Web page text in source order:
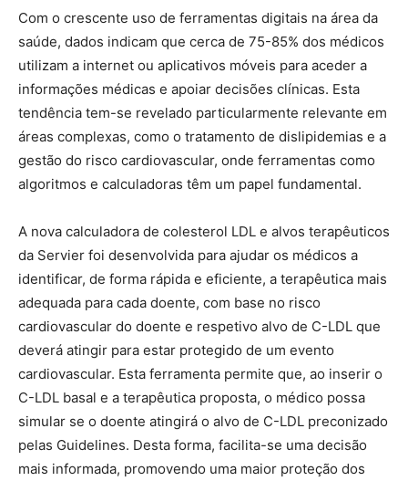
Com o crescente uso de ferramentas digitais na área da
saúde, dados indicam que cerca de 75-85% dos médicos
utilizam a internet ou aplicativos móveis para aceder a
informações médicas e apoiar decisões clínicas. Esta
tendência tem-se revelado particularmente relevante em
áreas complexas, como o tratamento de dislipidemias e a
gestão do risco cardiovascular, onde ferramentas como
algoritmos e calculadoras têm um papel fundamental.
A nova calculadora de colesterol LDL e alvos terapêuticos
da Servier foi desenvolvida para ajudar os médicos a
identificar, de forma rápida e eficiente, a terapêutica mais
adequada para cada doente, com base no risco
cardiovascular do doente e respetivo alvo de C-LDL que
deverá atingir para estar protegido de um evento
cardiovascular. Esta ferramenta permite que, ao inserir o
C-LDL basal e a terapêutica proposta, o médico possa
simular se o doente atingirá o alvo de C-LDL preconizado
pelas Guidelines. Desta forma, facilita-se uma decisão
mais informada, promovendo uma maior proteção dos